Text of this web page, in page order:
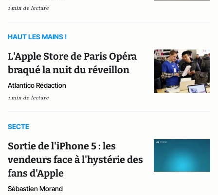
1 min de lecture
HAUT LES MAINS !
L'Apple Store de Paris Opéra
braqué la nuit du réveillon
Atlantico Rédaction
1 min de lecture
SECTE
Sortie de l'iPhone 5 : les
vendeurs face à l'hystérie des
fans d'Apple
Sébastien Morand